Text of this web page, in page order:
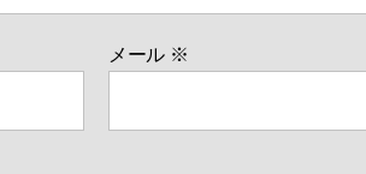
メール ※